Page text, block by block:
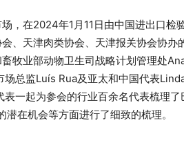
，在2024年1月11日由中国进出口检
、天津肉类协会、天津报关协会协办
牧业部动物卫生司战略计划管理处
总监Luís Rua及亚太和中国代表
一起为参会的行业百余名代表梳理了
在机会等方面进行了细致的梳理。